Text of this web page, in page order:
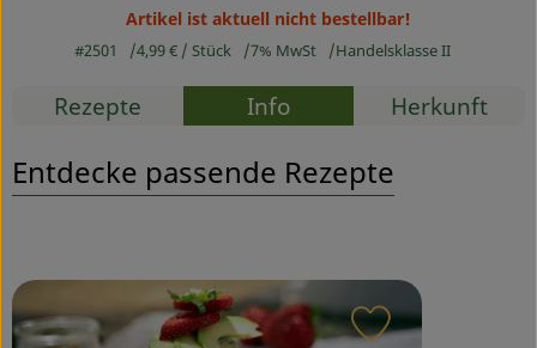
Drogerie
Über uns
Artikel ist aktuell nicht bestellbar!
#2501 4,99 € / Stück 7% MwSt Handelsklasse II
Rezepte Info Herkunft
Entdecke passende Rezepte
Rezept zu